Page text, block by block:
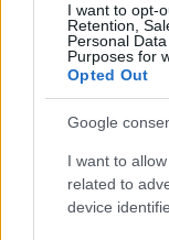
I want to opt-
Retention,
Personal
Purposes for
Opted Out
Google
I want to
related to
device
„Úgy tűnik, az
és marad egy
elfogulatlan,
egyénre is
sok
Nyilván ezért
személytől